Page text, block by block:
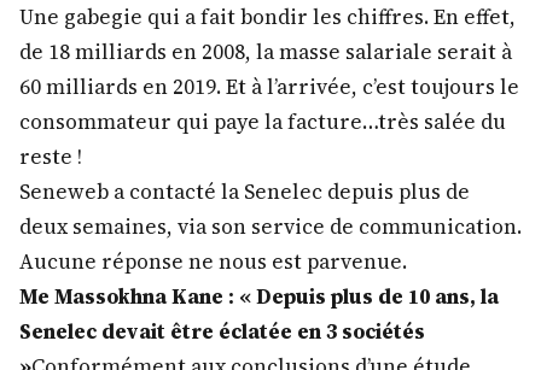
Une gabegie qui a fait bondir les chiffres. En effet,
de 18 milliards en 2008, la masse salariale serait à
60 milliards en 2019. Et à l’arrivée, c’est toujours le
consommateur qui paye la facture…très salée du
reste !
Seneweb a contacté la Senelec depuis plus de
deux semaines, via son service de communication.
Aucune réponse ne nous est parvenue.
Me Massokhna Kane : « Depuis plus de 10 ans, la
Senelec devait être éclatée en 3 sociétés